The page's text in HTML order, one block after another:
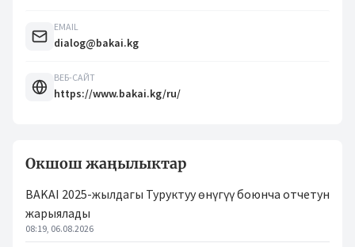
EMAIL
dialog@bakai.kg
ВЕБ-САЙТ
https://www.bakai.kg/ru/
Окшош жаңылыктар
BAKAI 2025-жылдагы Туруктуу өнүгүү боюнча отчетун
жарыялады
08:19, 06.08.2026